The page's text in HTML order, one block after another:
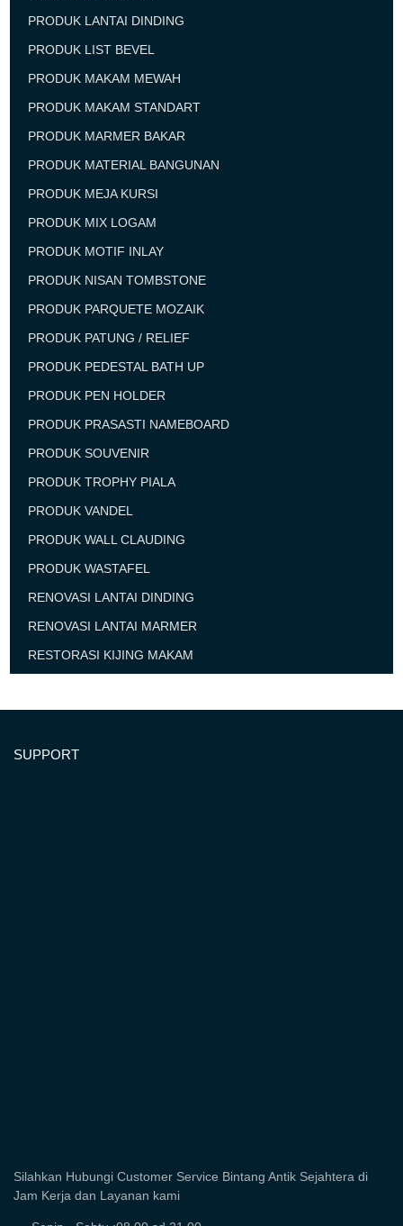
PRODUK LANTAI DINDING
PRODUK LIST BEVEL
PRODUK MAKAM MEWAH
PRODUK MAKAM STANDART
PRODUK MARMER BAKAR
PRODUK MATERIAL BANGUNAN
PRODUK MEJA KURSI
PRODUK MIX LOGAM
PRODUK MOTIF INLAY
PRODUK NISAN TOMBSTONE
PRODUK PARQUETE MOZAIK
PRODUK PATUNG / RELIEF
PRODUK PEDESTAL BATH UP
PRODUK PEN HOLDER
PRODUK PRASASTI NAMEBOARD
PRODUK SOUVENIR
PRODUK TROPHY PIALA
PRODUK VANDEL
PRODUK WALL CLAUDING
PRODUK WASTAFEL
RENOVASI LANTAI DINDING
RENOVASI LANTAI MARMER
RESTORASI KIJING MAKAM
SUPPORT
Silahkan Hubungi Customer Service Bintang Antik Sejahtera di
Jam Kerja dan Layanan kami